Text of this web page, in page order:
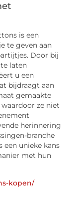
is een
te geven aan
Door bij
laten
u een
bijdraagt aan
gemaakte
ze niet
herinnering
branche
een unieke kans
met hun
kopen/